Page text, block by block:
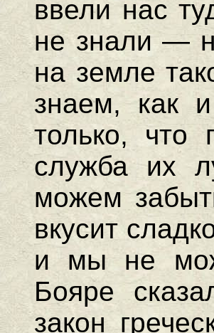
ввели нас
не знали —
на земле
знаем, как
только,
служба их
можем
вкусит
и мы не
Бояре
закон